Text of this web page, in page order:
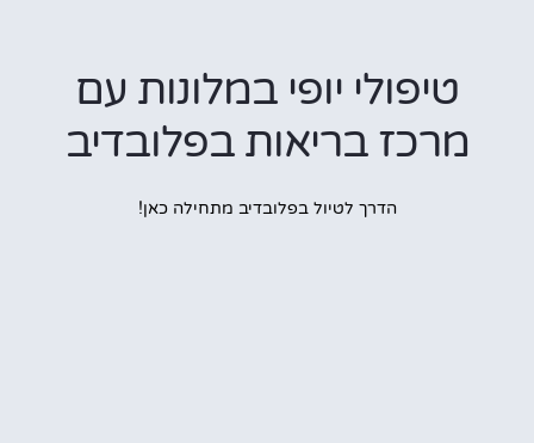
טיפולי יופי במלונות עם
בריאות בפלובדיב
הדרך לטיול בפלובדיב מתחילה כאן!